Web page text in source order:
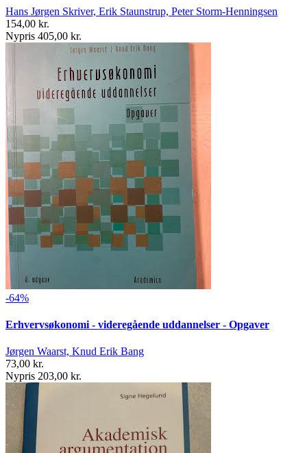
Hans Jørgen Skriver, Erik Staunstrup, Peter Storm-Henningsen
154,00 kr.
Nypris 405,00 kr.
-64%
Erhvervsøkonomi - videregående uddannelser - Opgaver
Jørgen Waarst, Knud Erik Bang
73,00 kr.
Nypris 203,00 kr.